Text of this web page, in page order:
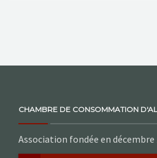
CHAMBRE DE CONSOMMATION
Association fondée en décembre